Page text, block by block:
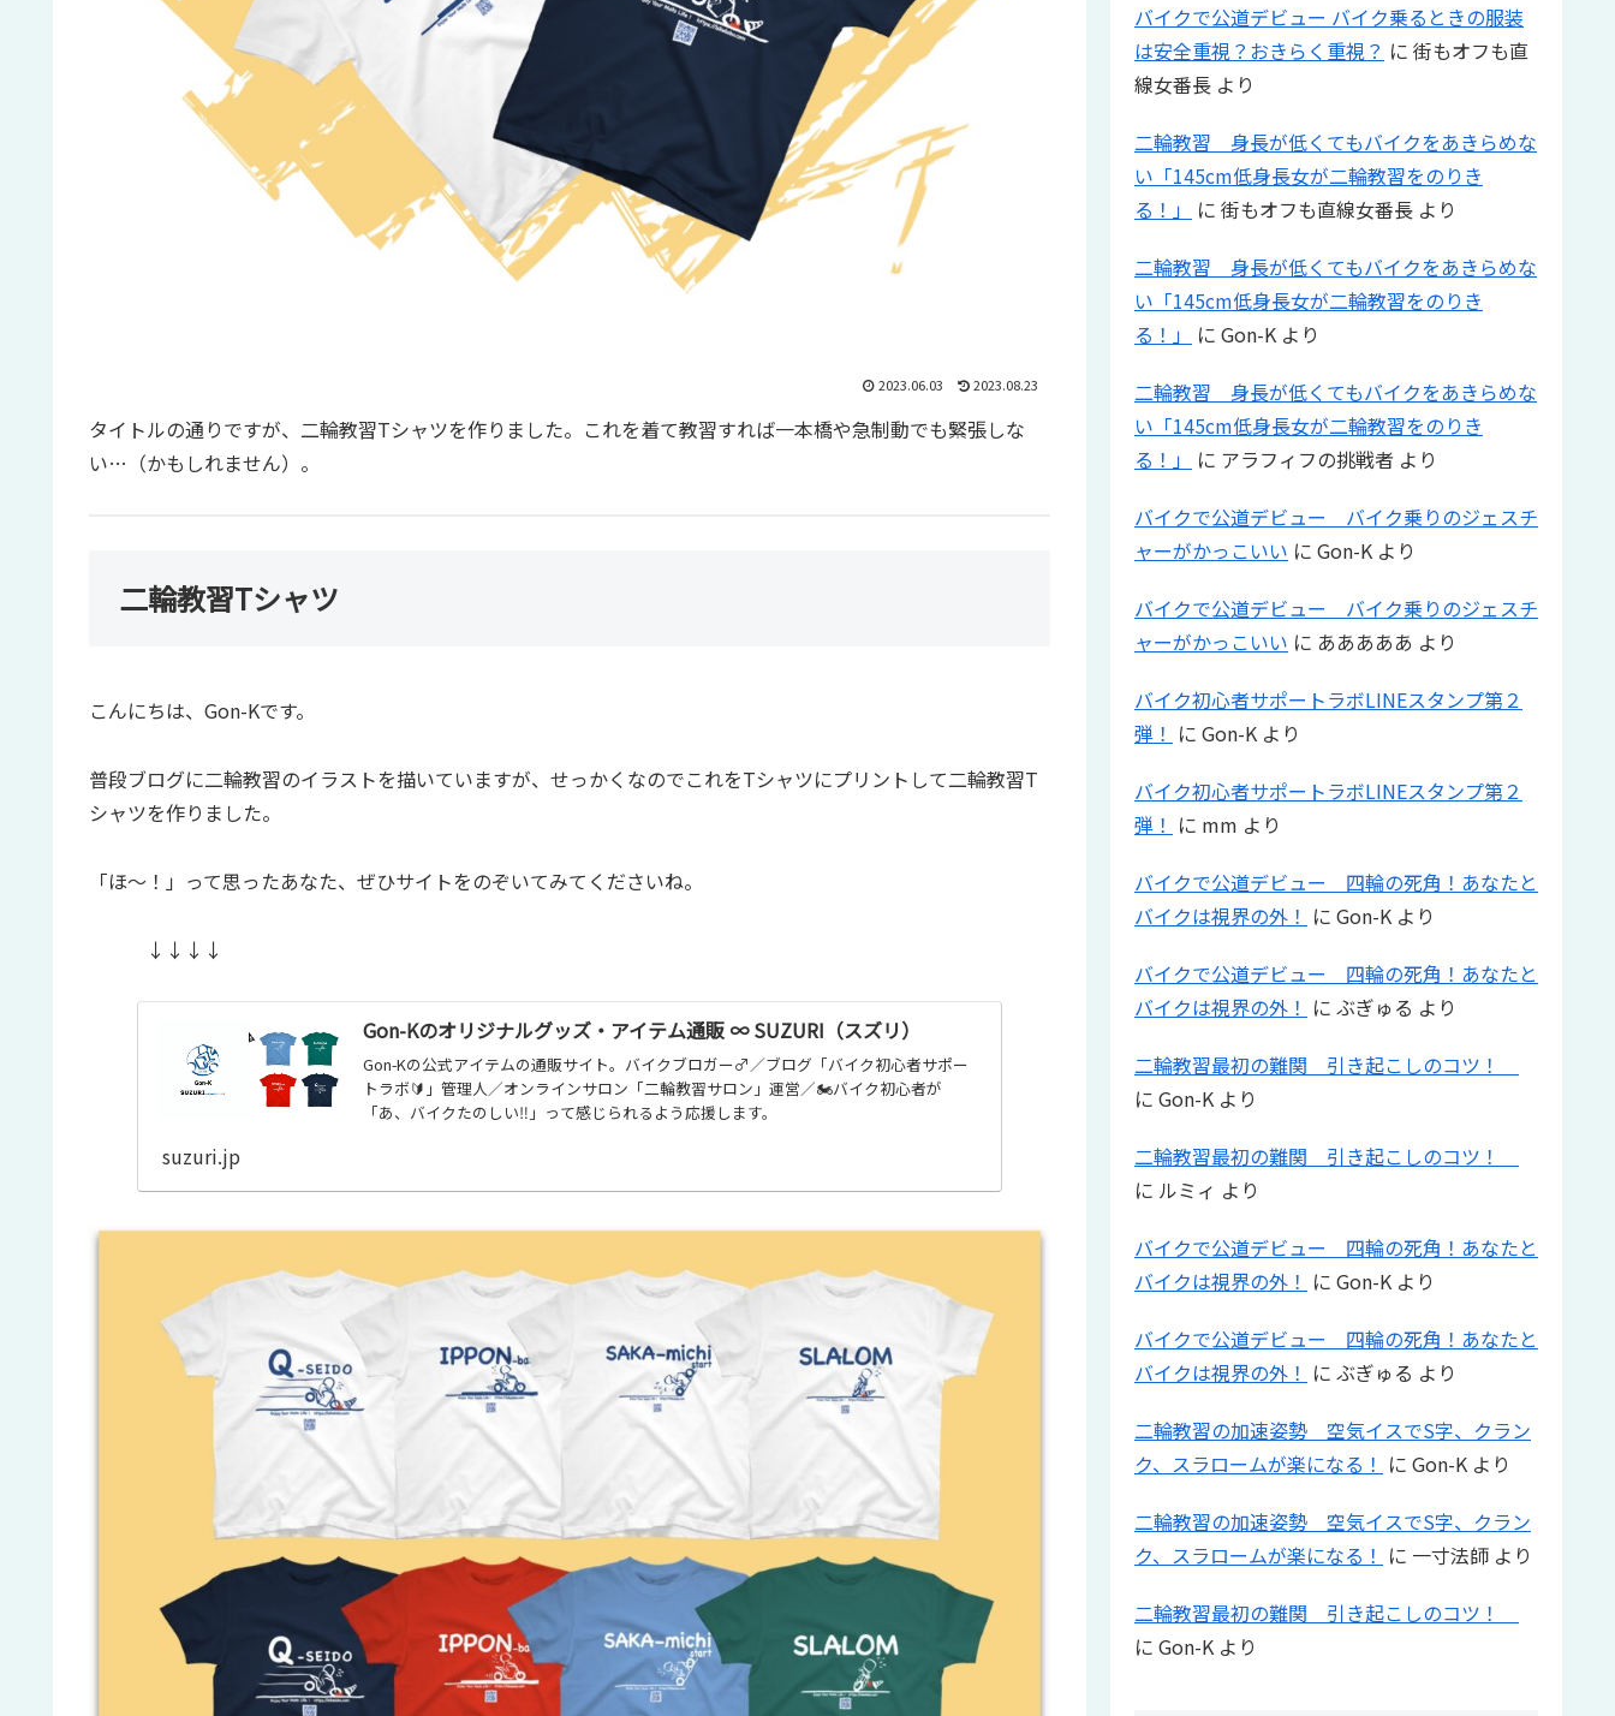
2023.06.03 2023.08.23
タイトルの通りですが、二輪教習Tシャツを作りました。これを着て教習すれば一本橋や急制動でも緊張しな
い…（かもしれません）。
二輪教習Tシャツ
こんにちは、Gon-Kです。
普段ブログに二輪教習のイラストを描いていますが、せっかくなのでこれをTシャツにプリントして二輪教習T
シャツを作りました。
「ほ〜！」って思ったあなた、ぜひサイトをのぞいてみてくださいね。
↓↓↓↓
Gon-Kのオリジナルグッズ・アイテム通販 ∞ SUZURI（スズリ）
Gon-Kの公式アイテムの通販サイト。バイクブロガー♂／ブログ「バイク初心者サポー
トラボ🔰」管理人／オンラインサロン「二輪教習サロン」運営／🏍バイク初心者が
「あ、バイクたのしい‼️」って感じられるよう応援します。
suzuri.jp
バイクで公道デビュー バイク乗るときの服装
は安全重視？おきらく重視？ に 街もオフも直
線女番長 より
二輪教習 身長が低くてもバイクをあきらめな
い「145cm低身長女が二輪教習をのりき
る！」
に 街もオフも直線女番長 より
二輪教習 身長が低くてもバイクをあきらめな
い「145cm低身長女が二輪教習をのりき
る！」
に Gon-K より
二輪教習 身長が低くてもバイクをあきらめな
い「145cm低身長女が二輪教習をのりき
る！」
に アラフィフの挑戦者 より
バイクで公道デビュー バイク乗りのジェスチ
ャーがかっこいい に Gon-K より
バイクで公道デビュー バイク乗りのジェスチ
ャーがかっこいい に あああああ より
バイク初心者サポートラボLINEスタンプ第２
弾！ に Gon-K より
バイク初心者サポートラボLINEスタンプ第２
弾！ に mm より
バイクで公道デビュー 四輪の死角！あなたと
バイクは視界の外！ に Gon-K より
バイクで公道デビュー 四輪の死角！あなたと
バイクは視界の外！ に ぶぎゅる より
二輪教習最初の難関 引き起こしのコツ！
に Gon-K より
二輪教習最初の難関 引き起こしのコツ！
に ルミィ より
バイクで公道デビュー 四輪の死角！あなたと
バイクは視界の外！ に Gon-K より
バイクで公道デビュー 四輪の死角！あなたと
バイクは視界の外！ に ぶぎゅる より
二輪教習の加速姿勢 空気イスでS字、クラン
ク、スラロームが楽になる！ に Gon-K より
二輪教習の加速姿勢 空気イスでS字、クラン
ク、スラロームが楽になる！ に 一寸法師 より
二輪教習最初の難関 引き起こしのコツ！
に Gon-K より